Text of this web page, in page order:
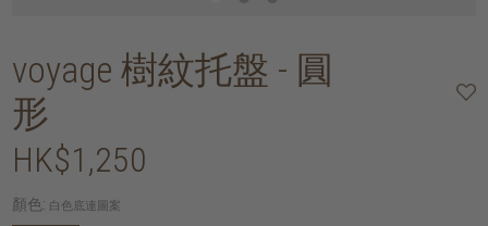
voyage 樹紋托盤 - 圓
形
HK$1,250
顏色: 白色底連圖案